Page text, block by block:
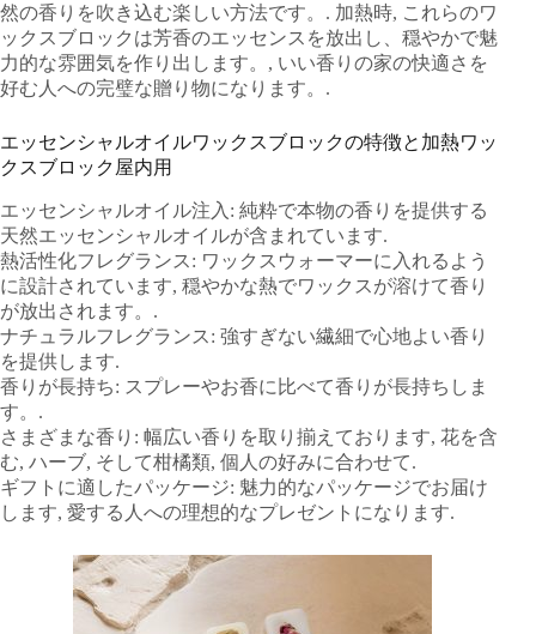
然の香りを吹き込む楽しい方法です。. 加熱時, これらのワ
ックスブロックは芳香のエッセンスを放出し、穏やかで魅
力的な雰囲気を作り出します。, いい香りの家の快適さを
好む人への完璧な贈り物になります。.
エッセンシャルオイルワックスブロックの特徴と加熱ワッ
クスブロック屋内用
エッセンシャルオイル注入: 純粋で本物の香りを提供する
天然エッセンシャルオイルが含まれています.
熱活性化フレグランス: ワックスウォーマーに入れるよう
に設計されています, 穏やかな熱でワックスが溶けて香り
が放出されます。.
ナチュラルフレグランス: 強すぎない繊細で心地よい香り
を提供します.
香りが長持ち: スプレーやお香に比べて香りが長持ちしま
す。.
さまざまな香り: 幅広い香りを取り揃えております, 花を含
む, ハーブ, そして柑橘類, 個人の好みに合わせて.
ギフトに適したパッケージ: 魅力的なパッケージでお届け
します, 愛する人への理想的なプレゼントになります.